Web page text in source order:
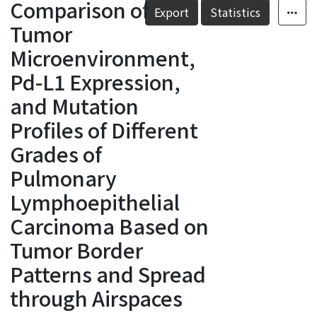
Fundings & Projects
Researchers
Organizations
Statistics
Export Statistics
Comparison of
Tumor
Microenvironment,
Pd-L1 Expression,
and Mutation
Profiles of Different
Grades of
Pulmonary
Lymphoepithelial
Carcinoma Based on
Tumor Border
Patterns and Spread
through Airspaces